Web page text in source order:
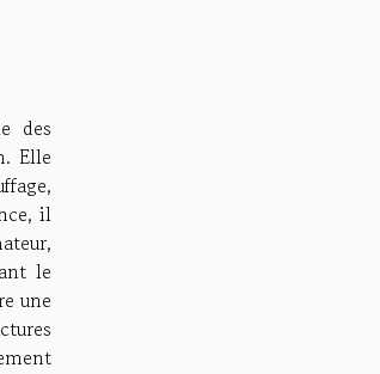
des
Elle
il
le
une